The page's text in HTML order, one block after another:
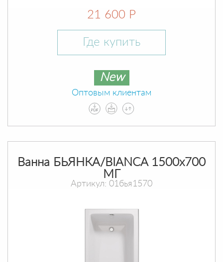
21 600 Р
Где купить
New
Оптовым клиентам
Ванна БЬЯНКА/BIANCA 1500х700
МГ
Артикул: 01бья1570